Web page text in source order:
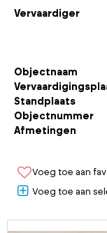
Vervaardiger
Objectnaam
Standplaats
Objectnummer
Afmetingen
Voeg toe aan
Voeg toe aan